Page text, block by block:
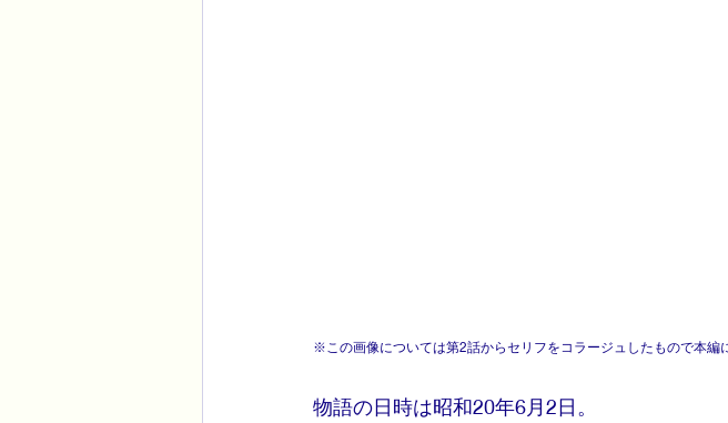
※この画像については第2話からセリフをコラージュしたもので本編
物語の日時は昭和20年6月2日。